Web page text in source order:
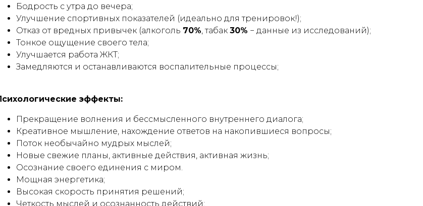
Бодрость с утра до вечера;
Улучшение спортивных показателей (идеально для тренировок!);
Отказ от вредных привычек (алкоголь 70%, табак 30% − данные из исследований);
Тонкое ощущение своего тела;
Улучшается работа ЖКТ;
Замедляются и останавливаются воспалительные процессы;
эффекты:
Прекращение волнения и бессмысленного внутреннего диалога;
Креативное мышление, нахождение ответов на накопившиеся вопросы;
Поток необычайно мудрых мыслей;
Новые свежие планы, активные действия, активная жизнь;
Осознание своего единения с миром.
Мощная энергетика;
Высокая скорость принятия решений;
Четкость мыслей и осознанность действий;